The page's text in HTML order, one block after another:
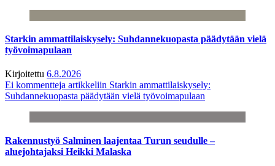
Starkin ammattilaiskysely: Suhdannekuopasta päädytään vielä
työvoimapulaan
Kirjoitettu 6.8.2026
Ei kommentteja artikkeliin Starkin ammattilaiskysely:
Suhdannekuopasta päädytään vielä työvoimapulaan
Rakennustyö Salminen laajentaa Turun seudulle –
aluejohtajaksi Heikki Malaska